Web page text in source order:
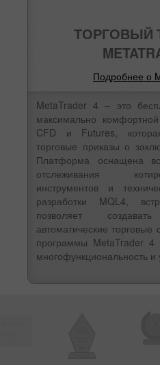
ТОРГОВЫЙ
Подробнее о
MetaTrader 4 – это
максимально
CFD и Futures,
торговые приказы о
Платформа оснащена
отслеживания
инструментов и
разработки MQL4,
позволяет
автоматические
программы MetaTrader 4
многофункциональность и